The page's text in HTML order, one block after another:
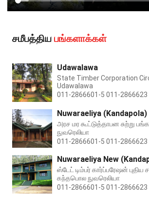
சமீபத்திய பங்களாக்கள்
Udawalawa
State Timber Corporation
Udawalawa
011-2866601-5 011-2866623
Nuwaraeliya (Kandapola)
அரச மர கூட்டுத்தாபன சுற்று
நுவரெலியா
011-2866601-5 011-2866623
Nuwaraeliya New
ஸ்டேட் டிம்பர் கார்ப்பரேஷன் புதிய
கந்தபொல நுவரெலியா
011-2866601-5 011-2866623